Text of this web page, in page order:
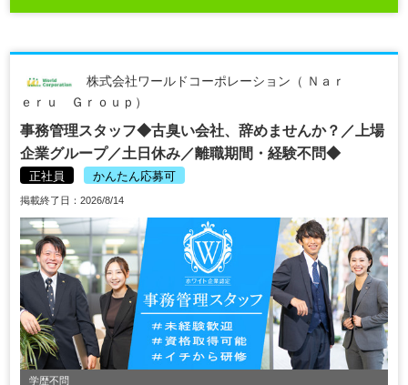
株式会社ワールドコーポレーション（ Ｎａｒ
ｅｒｕ Ｇｒｏｕｐ）
事務管理スタッフ◆古臭い会社、辞めませんか？／上場
企業グループ／土日休み／離職期間・経験不問◆
正社員 かんたん応募可
掲載終了日：2026/8/14
学歴不問